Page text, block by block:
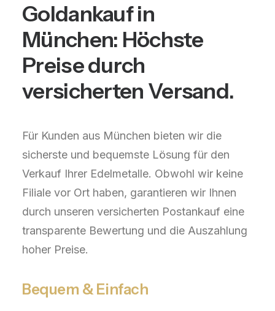
Goldankauf in
München: Höchste
Preise durch
versicherten Versand.
Für Kunden aus München bieten wir die
sicherste und bequemste Lösung für den
Verkauf Ihrer Edelmetalle. Obwohl wir keine
Filiale vor Ort haben, garantieren wir Ihnen
durch unseren versicherten Postankauf eine
transparente Bewertung und die Auszahlung
hoher Preise.
Bequem & Einfach